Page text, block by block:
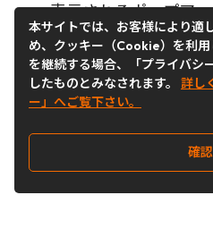
表示されるポップア
【 商品のページURL
トの表記どおりに入
グサイトに表示され
のままコピー。現地言
ピーしてください）
商品単価
本サイトでは、お客様により適
め、クッキー（Cookie）を利
を継続する場合、「プライバシ
したものとみなされます。 詳し
ー」へご覧下さい。
確認